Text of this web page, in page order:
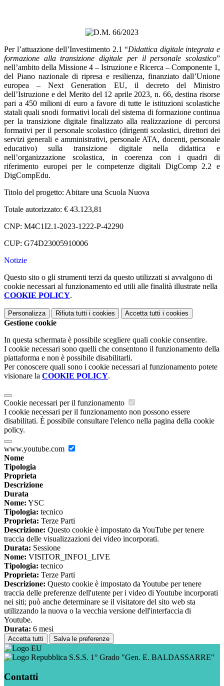
Per l’attuazione dell’Investimento 2.1 “Didattica digitale integrata e
formazione alla transizione digitale per il personale scolastico”
nell’ambito della Missione 4 – Istruzione e Ricerca – Componente 1,
del Piano nazionale di ripresa e resilienza, finanziato dall’Unione
europea – Next Generation EU, il decreto del Ministro
dell’Istruzione e del Merito del 12 aprile 2023, n. 66, destina risorse
pari a 450 milioni di euro a favore di tutte le istituzioni scolastiche
statali quali snodi formativi locali del sistema di formazione continua
per la transizione digitale finalizzato alla realizzazione di percorsi
formativi per il personale scolastico (dirigenti scolastici, direttori dei
servizi generali e amministrativi, personale ATA, docenti, personale
educativo) sulla transizione digitale nella didattica e
nell’organizzazione scolastica, in coerenza con i quadri di
riferimento europei per le competenze digitali DigComp 2.2 e
DigCompEdu.
Titolo del progetto: Abitare una Scuola Nuova
Totale autorizzato: € 43.123,81
CNP: M4C1I2.1-2023-1222-P-42290
CUP: G74D23005910006
Notizie
Questo sito o gli strumenti terzi da questo utilizzati si avvalgono di
cookie necessari al funzionamento ed utili alle finalità illustrate nella
COOKIE POLICY.
Personalizza Rifiuta tutti i cookies Accetta tutti i cookies
Gestione cookie
In questa schermata è possibile scegliere quali cookie consentire.
I cookie necessari sono quelli che consentono il funzionamento della
piattaforma e non è possibile disabilitarli.
Per conoscere quali sono i cookie necessari al funzionamento potete
visionare la COOKIE POLICY.
Cookie necessari per il funzionamento
I cookie necessari per il funzionamento non possono essere
disabilitati. È possibile consultare l'elenco nella pagina della cookie
policy.
www.youtube.com
Nome
Tipologia
Proprieta
Descrizione
Durata
Nome: YSC
Tipologia: tecnico
Proprieta: Terze Parti
Descrizione: Questo cookie è impostato da YouTube per tenere
traccia delle visualizzazioni dei video incorporati.
Durata: Sessione
Nome: VISITOR_INFO1_LIVE
Tipologia: tecnico
Proprieta: Terze Parti
Descrizione: Questo cookie è impostato da Youtube per tenere
traccia delle preferenze dell'utente per i video di Youtube incorporati
nei siti; può anche determinare se il visitatore del sito web sta
utilizzando la nuova o la vecchia versione dell'interfaccia di
Youtube.
Durata: 6 mesi
Accetta tutti Salva le preferenze
S.S.S. 1° Grado "Gen. E. BALDASSARRE"
Contatti